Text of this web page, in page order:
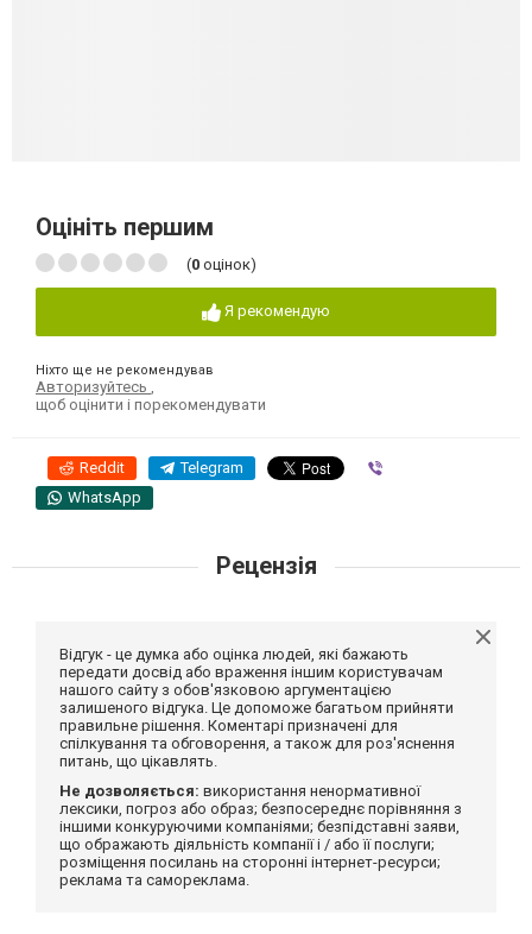
Оцініть першим
(0 оцінок)
Я рекомендую
Ніхто ще не рекомендував
Авторизуйтесь
щоб оцінити і порекомендувати
Reddit Telegram
WhatsApp
Рецензія
Відгук - це думка або оцінка людей, які бажають
передати досвід або враження іншим користувачам
нашого сайту з обов'язковою аргументацією
залишеного відгука. Це допоможе багатьом прийняти
правильне рішення. Коментарі призначені для
спілкування та обговорення, а також для роз'яснення
питань, що цікавлять.
Не дозволяється: використання ненормативної
лексики, погроз або образ; безпосереднє порівняння з
іншими конкуруючими компаніями; безпідставні заяви,
що ображають діяльність компанії і / або її послуги;
розміщення посилань на сторонні інтернет-ресурси;
реклама та самореклама.